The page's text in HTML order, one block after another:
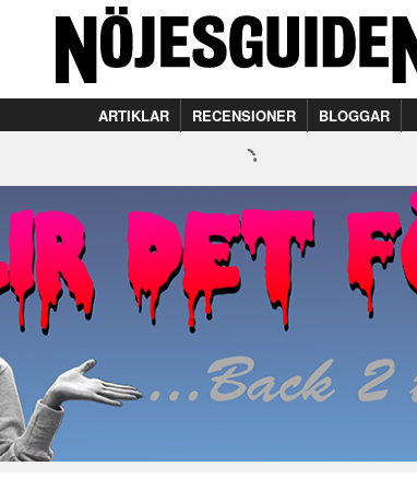
ARTIKLAR RECENSIONER BLOGGAR